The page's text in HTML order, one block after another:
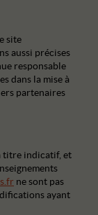
site
aussi précises
responsable
dans la mise à
partenaires
titre indicatif, et
ne sont pas
ayant